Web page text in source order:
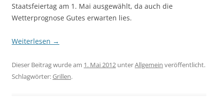
Staatsfeiertag am 1. Mai ausgewählt, da auch die
Wetterprognose Gutes erwarten lies.
Weiterlesen →
Dieser Beitrag wurde am 1. Mai 2012 unterAllgemein veröffentlicht.
Schlagwörter:Grillen.